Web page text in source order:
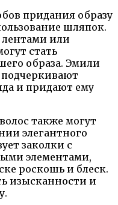
придания образу
шляпок.
или
стать
образа. Эмили
и придают ему
также могут
элегантного
заколки с
элементами,
роскошь и блеск.
изысканности и